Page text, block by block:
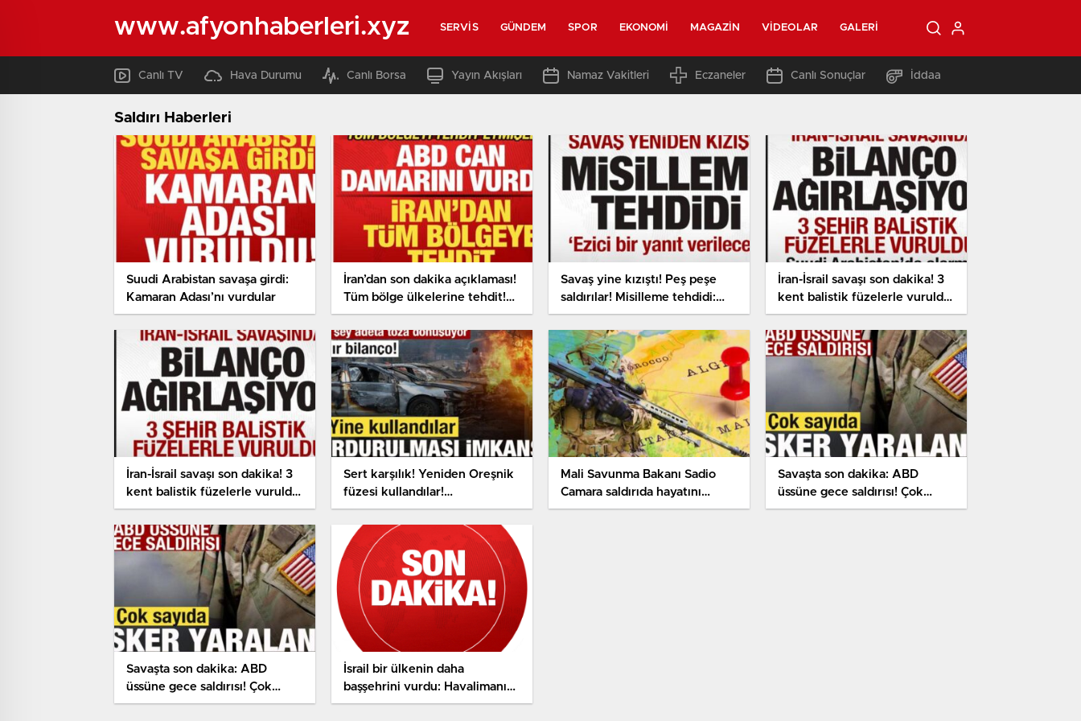
www.afyonhaberleri.xyz SERVIS GÜNDEM SPOR EKONOMI MAGAZIN VIDEOLAR GALERI
Canlı TV Hava Durumu Canlı Borsa Yayın Akışları Namaz Vakitleri Eczaneler Canlı Sonuçlar İddaa
Saldırı Haberleri
Suudi Arabistan savaşa girdi:
Kamaran Adası’nı vurdular
İran’dan son dakika açıklaması!
Tüm bölge ülkelerine tehdit!
ABD can damarını vurdu!
Savaş yine kızıştı! Peş peşe
saldırılar! Misilleme tehdidi:
Ezici bir cevap verilecek
İran-İsrail savaşı son dakika! 3
kent balistik füzelerle vuruldu
Suudi Arabistan’da alarm
İran-İsrail savaşı son dakika! 3
kent balistik füzelerle vuruldu
Suudi Arabistan’da alarm
Sert karşılık! Yeniden Oreşnik
füzesi kullandılar!
‘Durdurulması imkansız’
Bilanço ağır
Mali Savunma Bakanı Sadio
Camara saldırıda hayatını
kaybetti
Savaşta son dakika: ABD
üssüne gece saldırısı! Çok
sayıda asker yaralandı
Savaşta son dakika: ABD
üssüne gece saldırısı! Çok
sayıda asker yaralandı
İsrail bir ülkenin daha
başşehrini vurdu: Havalimanı
bombalandı!